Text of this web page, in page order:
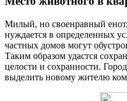
Милый, но своенравный
нуждается в определенных
частных домов могут
Таким образом удастся
целости и сохранности.
выделить новому жителю